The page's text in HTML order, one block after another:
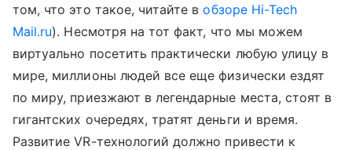
том, что это такое, читайте вобзоре Hi-Tech
Mail.ru). Несмотря на тот факт, что мы можем
виртуально посетить практически любую улицу в
мире, миллионы людей все еще физически ездят
по миру, приезжают в легендарные места, стоят в
гигантских очередях, тратят деньги и время.
Развитие VR-технологий должно привести к